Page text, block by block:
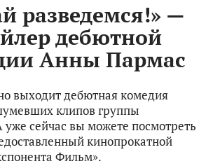
разведемся!» —
дебютной
Анны Пармас
выходит дебютная комедия
клипов группы
уже сейчас вы можете посмотреть
кинопрокатной
Фильм».